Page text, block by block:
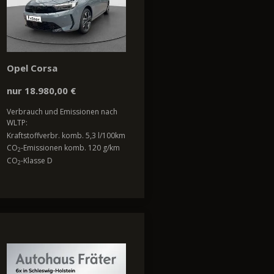
Opel Corsa
nur 18.980,00 €
Verbrauch und Emissionen nach
WLTP:
Kraftstoffverbr. komb. 5,3 l/100km
CO2-Emissionen komb. 120 g/km
CO2-Klasse D